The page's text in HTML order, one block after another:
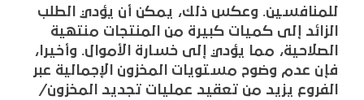
للمنافسين. وعكس ذلك، يمكن أن يؤدي الطلب
الزائد إلى كميات كبيرة من المنتجات منتهية
الصلاحية، مما يؤدي إلى خسارة الأموال. وأخيرا،
فإن عدم وضوح مستويات المخزون الإجمالية عبر
الفروع يزيد من تعقيد عمليات تجديد المخزون/